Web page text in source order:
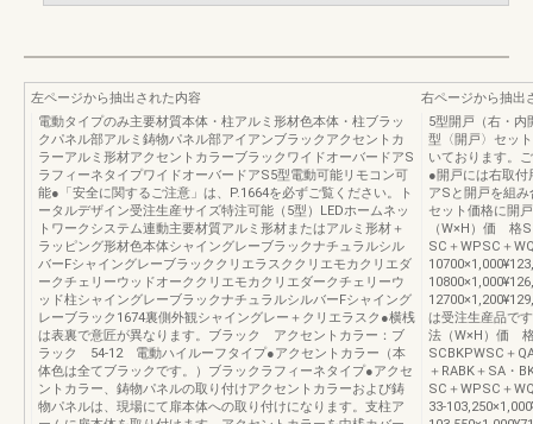
左ページから抽出された内容
電動タイプのみ主要材質本体・柱アルミ形材色本体・柱ブラッ
クパネル部アルミ鋳物パネル部アイアンブラックアクセントカ
ラーアルミ形材アクセントカラーブラックワイドオーバードアS
ラフィーネタイプワイドオーバードアS5型電動可能リモコン可
能●「安全に関するご注意」は、P.1664を必ずご覧ください。ト
ータルデザイン受注生産サイズ特注可能（5型）LEDホームネッ
トワークシステム連動主要材質アルミ形材またはアルミ形材＋
ラッピング形材色本体シャイングレーブラックナチュラルシル
バーFシャイングレーブラッククリエラスククリエモカクリエダ
ークチェリーウッドオーククリエモカクリエダークチェリーウ
ッド柱シャイングレーブラックナチュラルシルバーFシャイング
レーブラック1674裏側外観シャイングレー＋クリエラスク●横桟
は表裏で意匠が異なります。ブラック アクセントカラー：ブ
ラック 54-12 電動ハイルーフタイプ●アクセントカラー（本
体色は全てブラックです。）ブラックラフィーネタイプ●アクセ
ントカラー、鋳物パネルの取り付けアクセントカラーおよび鋳
物パネルは、現場にて扉本体への取り付けになります。支柱ア
右ページから抽出
5型開戸（右・
型〈開戸〉セッ
いております。
●開戸には右取
アSと開戸を組
セット価格に開
（W×H）価 格
SC＋WPSC＋
は受注生産品で
法（W×H）価
SCBKPWSC＋
＋RABK＋SA・
SC＋WPSC＋
33-